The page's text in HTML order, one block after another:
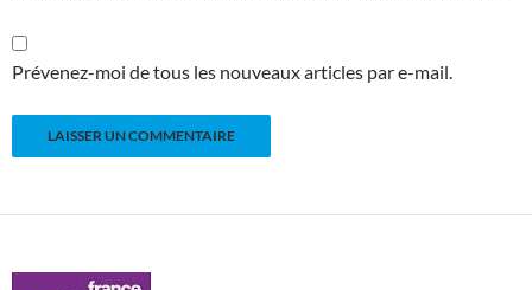
Prévenez-moi de tous les nouveaux articles par e-mail.